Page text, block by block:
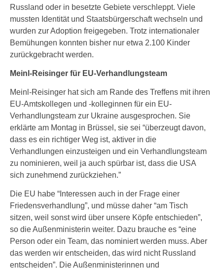
Russland oder in besetzte Gebiete verschleppt. Viele
mussten Identität und Staatsbürgerschaft wechseln und
wurden zur Adoption freigegeben. Trotz internationaler
Bemühungen konnten bisher nur etwa 2.100 Kinder
zurückgebracht werden.
Meinl-Reisinger für EU-Verhandlungsteam
Meinl-Reisinger hat sich am Rande des Treffens mit ihren
EU-Amtskollegen und -kolleginnen für ein EU-
Verhandlungsteam zur Ukraine ausgesprochen. Sie
erklärte am Montag in Brüssel, sie sei “überzeugt davon,
dass es ein richtiger Weg ist, aktiver in die
Verhandlungen einzusteigen und ein Verhandlungsteam
zu nominieren, weil ja auch spürbar ist, dass die USA
sich zunehmend zurückziehen.”
Die EU habe “Interessen auch in der Frage einer
Friedensverhandlung”, und müsse daher “am Tisch
sitzen, weil sonst wird über unsere Köpfe entschieden”,
so die Außenministerin weiter. Dazu brauche es “eine
Person oder ein Team, das nominiert werden muss. Aber
das werden wir entscheiden, das wird nicht Russland
entscheiden”. Die Außenministerinnen und